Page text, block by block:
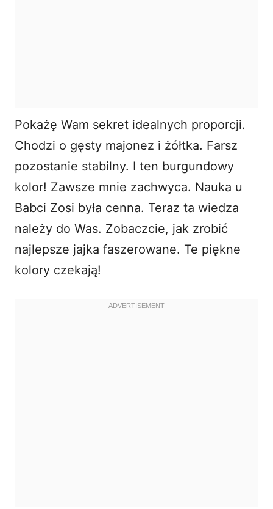
Pokażę Wam sekret idealnych proporcji.
Chodzi o gęsty majonez i żółtka. Farsz
pozostanie stabilny. I ten burgundowy
kolor! Zawsze mnie zachwyca. Nauka u
Babci Zosi była cenna. Teraz ta wiedza
należy do Was. Zobaczcie, jak zrobić
najlepsze jajka faszerowane. Te piękne
kolory czekają!